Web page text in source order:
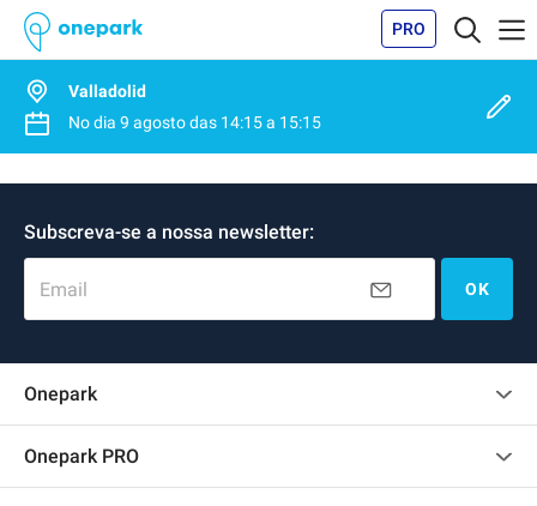
PRO
Valladolid
No dia 9 agostodas 14:15a 15:15
Subscreva-se a nossa newsletter:
Email OK
Onepark
Onepark PRO